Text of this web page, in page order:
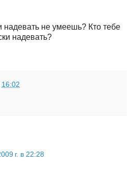
надевать не умеешь? Кто тебе
надевать?
16:02
г. в 22:28